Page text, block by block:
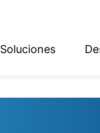
Soluciones